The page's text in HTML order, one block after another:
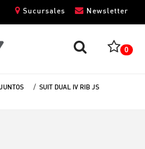
Newsletter
Sucursales
0
SUIT DUAL IV RIB JS